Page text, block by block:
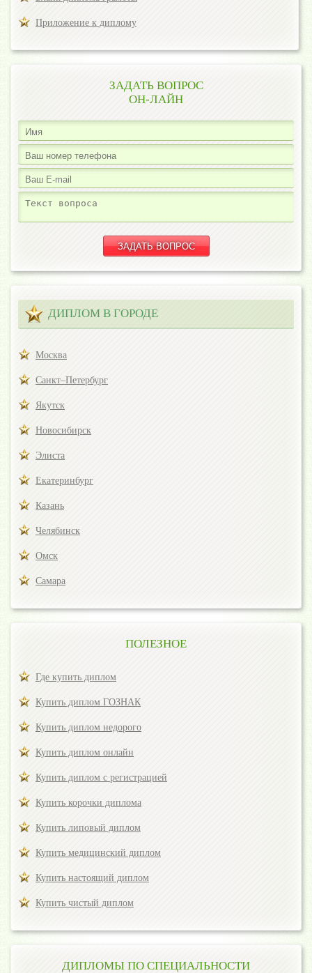
Приложение к диплому
ЗАДАТЬ ВОПРОС
ОН-ЛАЙН
ДИПЛОМ В ГОРОДЕ
Москва
Санкт–Петербург
Якутск
Новосибирск
Элиста
Екатеринбург
Казань
Челябинск
Омск
Самара
ПОЛЕЗНОЕ
Где купить диплом
Купить диплом ГОЗНАК
Купить диплом недорого
Купить диплом онлайн
Купить диплом с регистрацией
Купить корочки диплома
Купить липовый диплом
Купить медицинский диплом
Купить настоящий диплом
Купить чистый диплом
ДИПЛОМЫ ПО СПЕЦИАЛЬНОСТИ